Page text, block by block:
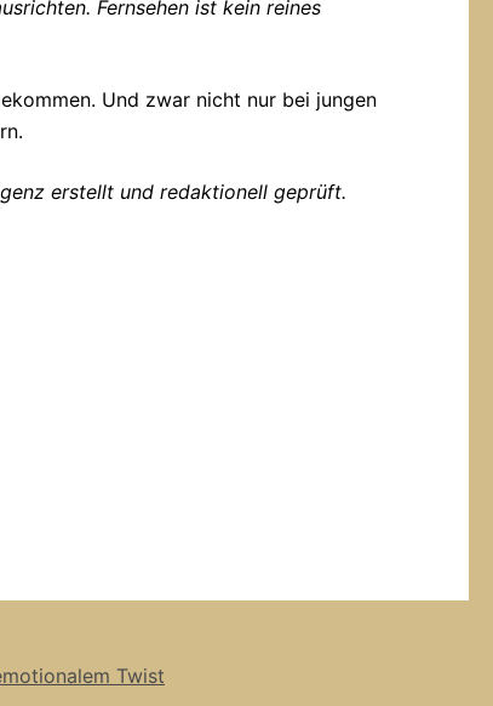
Fernsehen ist kein reines
Und zwar nicht nur bei jungen
erstellt und redaktionell geprüft.
Twist